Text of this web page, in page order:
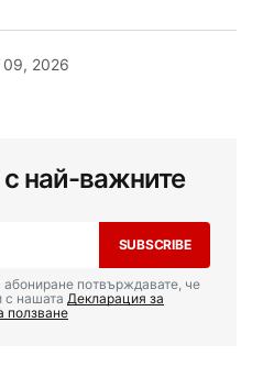
09, 2026
най-важните
SUBSCRIBE
абониране потвърждавате, че
с нашата Декларация за
ползване